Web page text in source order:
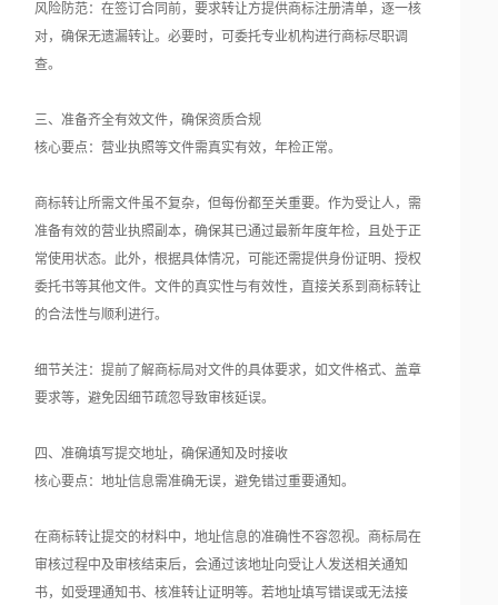
风险防范：在签订合同前，要求转让方提供商标注册清单，逐一核
对，确保无遗漏转让。必要时，可委托专业机构进行商标尽职调
查。
三、准备齐全有效文件，确保资质合规
核心要点：营业执照等文件需真实有效，年检正常。
商标转让所需文件虽不复杂，但每份都至关重要。作为受让人，需
准备有效的营业执照副本，确保其已通过最新年度年检，且处于正
常使用状态。此外，根据具体情况，可能还需提供身份证明、授权
委托书等其他文件。文件的真实性与有效性，直接关系到商标转让
的合法性与顺利进行。
细节关注：提前了解商标局对文件的具体要求，如文件格式、盖章
要求等，避免因细节疏忽导致审核延误。
四、准确填写提交地址，确保通知及时接收
核心要点：地址信息需准确无误，避免错过重要通知。
在商标转让提交的材料中，地址信息的准确性不容忽视。商标局在
审核过程中及审核结束后，会通过该地址向受让人发送相关通知
书，如受理通知书、核准转让证明等。若地址填写错误或无法接